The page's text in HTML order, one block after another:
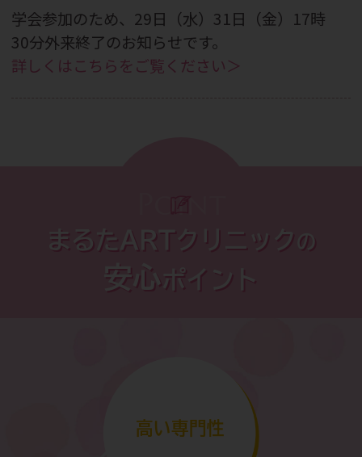
学会参加のため、29日（水）31日（金）17時
30分外来終了のお知らせです。
詳しくはこちらをご覧ください＞
2026.07.27
CBC WEBメディア掲載のお知らせです。
詳しくはこちらをご覧ください＞
詳しくはこちらをご覧ください＞
まるたARTクリニック の
安心ポイント
高い専門性